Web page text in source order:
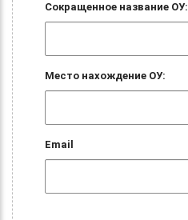
Сокращенное название ОУ:
Место нахождение ОУ:
Email